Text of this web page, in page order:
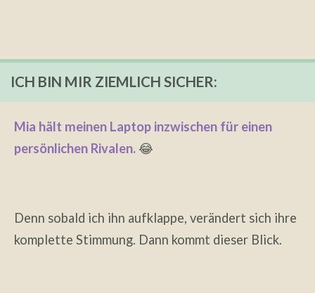
ICH BIN MIR ZIEMLICH SICHER:
Mia hält meinen Laptop inzwischen für einen
persönlichen Rivalen. 😂
Denn sobald ich ihn aufklappe, verändert sich ihre
komplette Stimmung. Dann kommt dieser Blick.